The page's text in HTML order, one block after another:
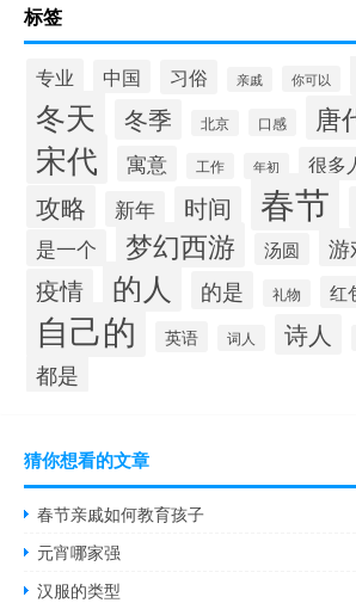
标签
专业 中国 习俗 亲戚 你可以
冬天 冬季 北京 口感 唐
宋代 寓意 工作 年初 很多
攻略 新年 时间 春节
是一个 梦幻西游 汤圆 游
疫情 的人 的是 礼物 红
自己的 英语 词人 诗人
都是
猜你想看的文章
春节亲戚如何教育孩子
元宵哪家强
汉服的类型